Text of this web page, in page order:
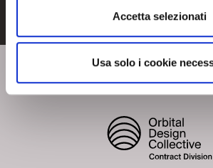
Accetta selezionati
Usa solo i cookie